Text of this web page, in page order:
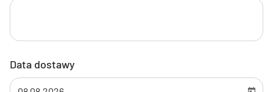
Data dostawy